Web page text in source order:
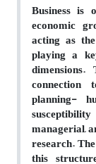
Business is
economic
acting as
playing a
planning-
managerial,
research.
this